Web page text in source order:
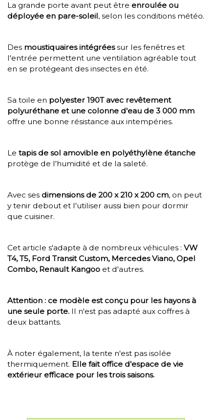
La grande porte avant peut être enroulée ou
déployée en pare-soleil, selon les conditions météo.
Des moustiquaires intégréessur les fenêtres et
l'entrée permettent une ventilation agréable tout
en se protégeant des insectes en été.
Sa toile en polyester 190T avec revêtement
polyuréthane et une colonne d'eau de 3 000 mm
offre une bonne résistance aux intempéries.
Le tapis de sol amovible en polyéthylène étanche
protège de l'humidité et de la saleté.
Avec ses dimensions de 200 x 210 x 200 cm, on peut
y tenir debout et l'utiliser aussi bien pour dormir
que cuisiner.
Cet article s'adapte à de nombreux véhicules : VW
T4, T5, Ford Transit Custom, Mercedes Viano, Opel
Combo, Renault Kangoo et d'autres.
Attention : ce modèle est conçu pour les hayons à
une seule porte. Il n'est pas adapté aux coffres à
deux battants.
À noter également, la tente n'est pas isolée
thermiquement. Elle fait office d'espace de vie
extérieur efficace pour les trois saisons.